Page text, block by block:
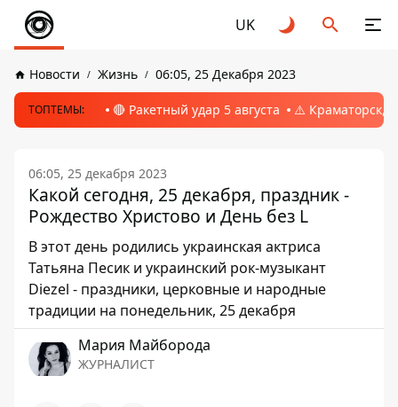
UK
Новости Жизнь 06:05, 25 Декабря 2023
ТОПТЕМЫ: 🔴 Ракетный удар 5 августа ⚠️ Краматорск,
06:05, 25 декабря 2023
Какой сегодня, 25 декабря, праздник -
Рождество Христово и День без L
В этот день родились украинская актриса
Татьяна Песик и украинский рок-музыкант
Diezel - праздники, церковные и народные
традиции на понедельник, 25 декабря
Мария Майборода
ЖУРНАЛИСТ